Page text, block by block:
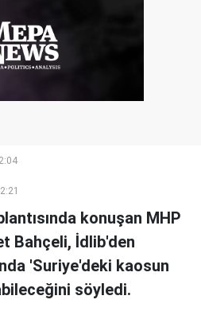
konuşan MHP
Bahçeli, İdlib'den
'Suriye'deki kaosun
söyledi.